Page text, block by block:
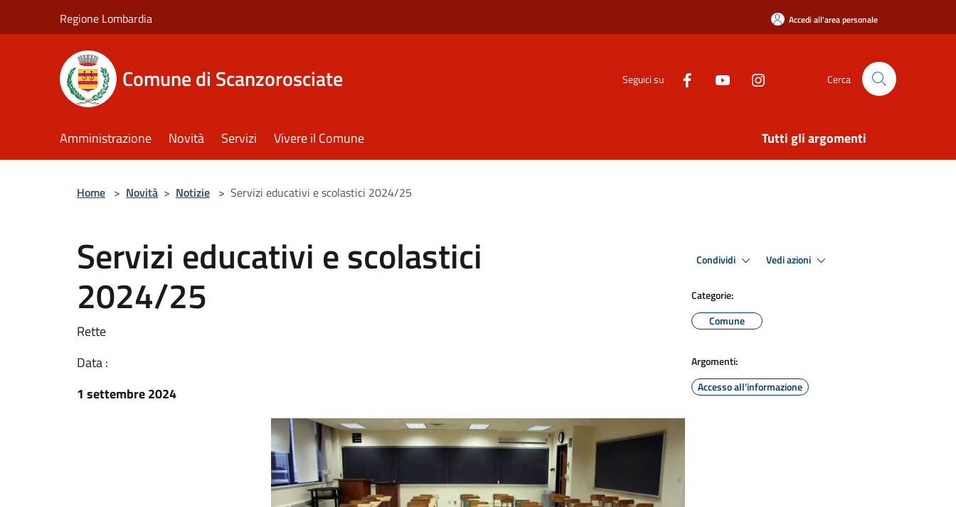
Regione Lombardia Accedi all'area personale
Comune di Scanzorosciate Seguici su Cerca
Amministrazione Novità Servizi Vivere il Comune Tutti gli argomenti
Home > Novità > Notizie > Servizi educativi e scolastici 2024/25
Servizi educativi e scolastici
2024/25
Rette
Data :
1 settembre 2024
Condividi Vedi azioni
Categorie:
Comune
Argomenti:
Accesso all'informazione